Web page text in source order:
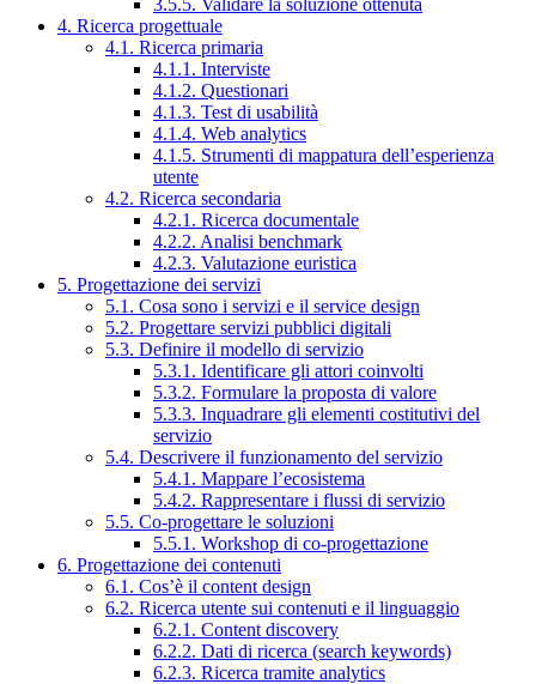
3.5.5. Validare la soluzione ottenuta
4. Ricerca progettuale
4.1. Ricerca primaria
4.1.1. Interviste
4.1.2. Questionari
4.1.3. Test di usabilità
4.1.4. Web analytics
4.1.5. Strumenti di mappatura dell’esperienza
utente
4.2. Ricerca secondaria
4.2.1. Ricerca documentale
4.2.2. Analisi benchmark
4.2.3. Valutazione euristica
5. Progettazione dei servizi
5.1. Cosa sono i servizi e il service design
5.2. Progettare servizi pubblici digitali
5.3. Definire il modello di servizio
5.3.1. Identificare gli attori coinvolti
5.3.2. Formulare la proposta di valore
5.3.3. Inquadrare gli elementi costitutivi del
servizio
5.4. Descrivere il funzionamento del servizio
5.4.1. Mappare l’ecosistema
5.4.2. Rappresentare i flussi di servizio
5.5. Co-progettare le soluzioni
5.5.1. Workshop di co-progettazione
6. Progettazione dei contenuti
6.1. Cos’è il content design
6.2. Ricerca utente sui contenuti e il linguaggio
6.2.1. Content discovery
6.2.2. Dati di ricerca (search keywords)
6.2.3. Ricerca tramite analytics